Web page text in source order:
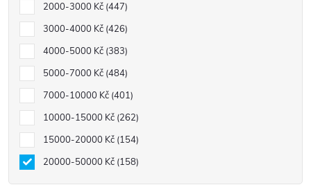
2000-3000 Kč 447
3000-4000 Kč 426
4000-5000 Kč 383
5000-7000 Kč 484
7000-10000 Kč 401
10000-15000 Kč 262
15000-20000 Kč 154
20000-50000 Kč 158